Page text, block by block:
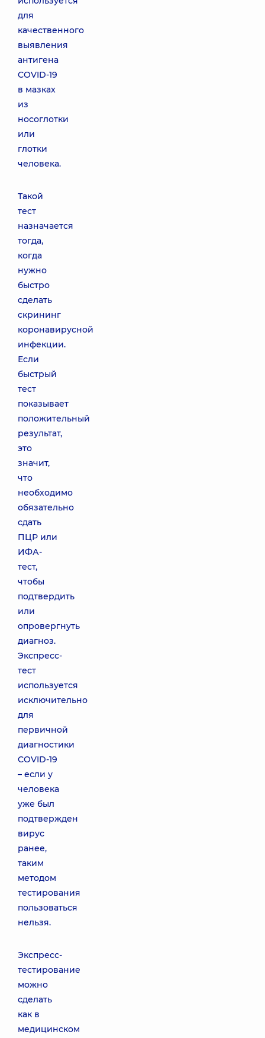
для
качественного
выявления
антигена
COVID-19
в мазках
из
носоглотки
или
глотки
человека.
Такой
тест
назначается
тогда,
когда
нужно
быстро
сделать
скрининг
коронавирусной
инфекции.
Если
быстрый
тест
показывает
положительный
результат,
это
значит,
что
необходимо
обязательно
сдать
ПЦР или
ИФА-
тест,
чтобы
подтвердить
или
опровергнуть
диагноз.
Экспресс-
тест
используется
исключительно
для
первичной
диагностики
COVID-19
– если у
человека
уже был
подтвержден
вирус
ранее,
таким
методом
тестирования
пользоваться
нельзя.
Экспресс-
тестирование
можно
сделать
как в
медицинском